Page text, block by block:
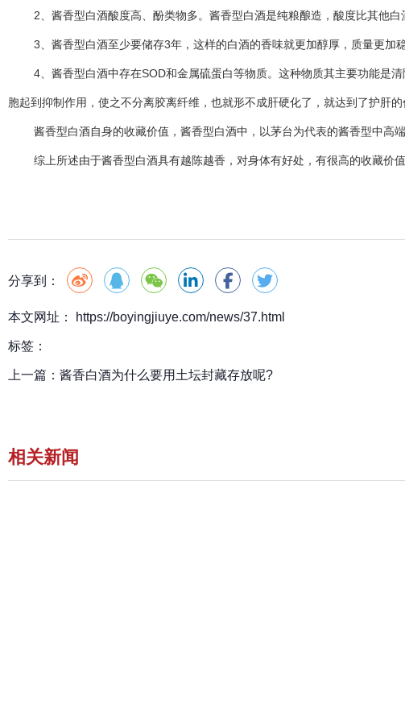
2、酱香型白酒酸度高、酚类物多。酱香型白酒是纯粮酿造，酸度比其他白
3、酱香型白酒至少要储存3年，这样的白酒的香味就更加醇厚，质量更加稳
4、酱香型白酒中存在SOD和金属硫蛋白等物质。这种物质其主要功能是清
胞起到抑制作用，使之不分离胶离纤维，也就形不成肝硬化了，就达到了护肝的
酱香型白酒自身的收藏价值，酱香型白酒中，以茅台为代表的酱香型中高端
综上所述由于酱香型白酒具有越陈越香，对身体有好处，有很高的收藏价值
分享到：
本文网址： https://boyingjiuye.com/news/37.html
标签：
上一篇： 酱香白酒为什么要用土坛封藏存放呢?
相关新闻